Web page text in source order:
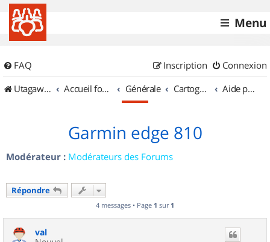
Menu
FAQ Connexion
Inscription
UtagawaVTT (Randos VTT et VTTAE avec traces GPS)
Accueil forum Générale Cartographie et GPS Aide pour l'achat d'un GPS
Garmin edge 810
Modérateur : Modérateurs des Forums
Répondre
4 messages • Page 1 sur 1
val